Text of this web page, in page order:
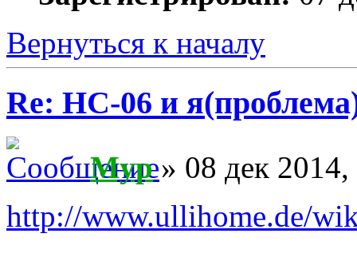
Вернуться к началу
Re: HC-06 и
Myp» 08 дек 2014,
http://www.ullihome.de/